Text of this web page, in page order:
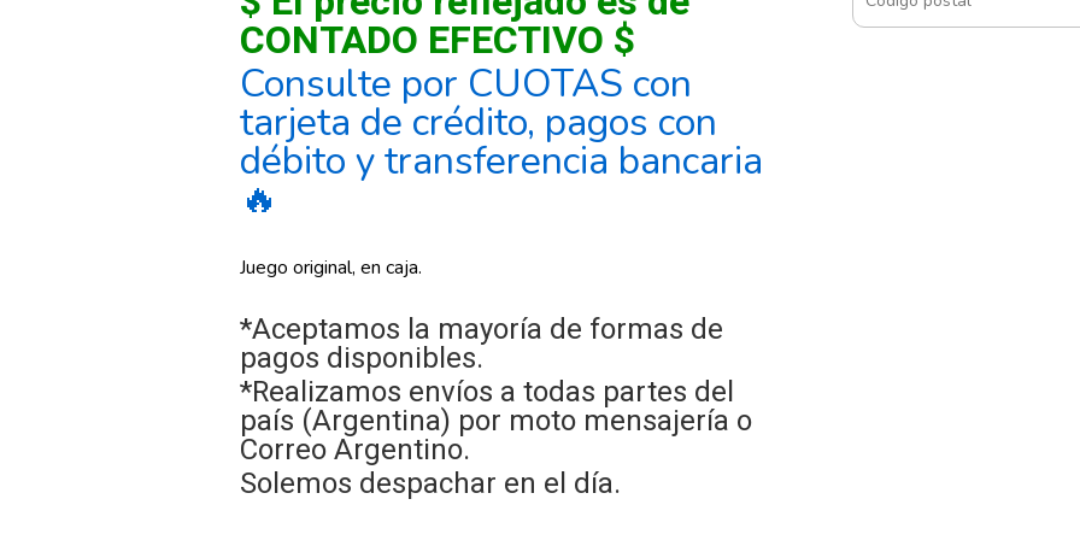
CONTADO EFECTIVO $
Consulte por CUOTAS con
tarjeta de crédito, pagos con
débito y transferencia bancaria
🔥
Juego original, en caja.
*Aceptamos la mayoría de formas de
pagos disponibles.
*Realizamos envíos a todas partes del
país (Argentina) por moto mensajería o
Correo Argentino.
Solemos despachar en el día.